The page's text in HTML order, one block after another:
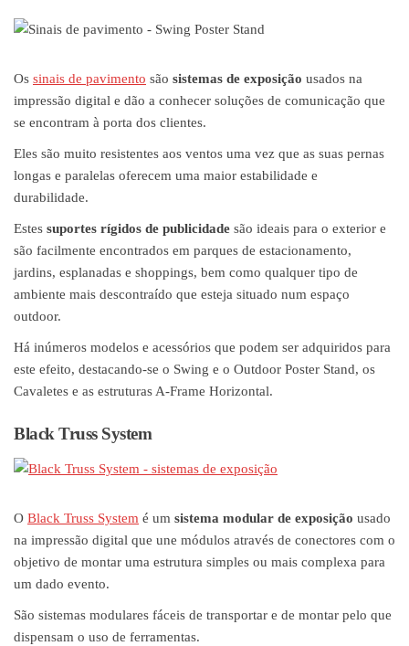
Os sinais de pavimento são sistemas de exposição usados na
impressão digital e dão a conhecer soluções de comunicação que
se encontram à porta dos clientes.
Eles são muito resistentes aos ventos uma vez que as suas pernas
longas e paralelas oferecem uma maior estabilidade e
durabilidade.
Estes suportes rígidos de publicidade são ideais para o exterior e
são facilmente encontrados em parques de estacionamento,
jardins, esplanadas e shoppings, bem como qualquer tipo de
ambiente mais descontraído que esteja situado num espaço
outdoor.
Há inúmeros modelos e acessórios que podem ser adquiridos para
este efeito, destacando-se o Swing e o Outdoor Poster Stand, os
Cavaletes e as estruturas A-Frame Horizontal.
Black Truss System
O Black Truss System é um sistema modular de exposição usado
na impressão digital que une módulos através de conectores com o
objetivo de montar uma estrutura simples ou mais complexa para
um dado evento.
São sistemas modulares fáceis de transportar e de montar pelo que
dispensam o uso de ferramentas.